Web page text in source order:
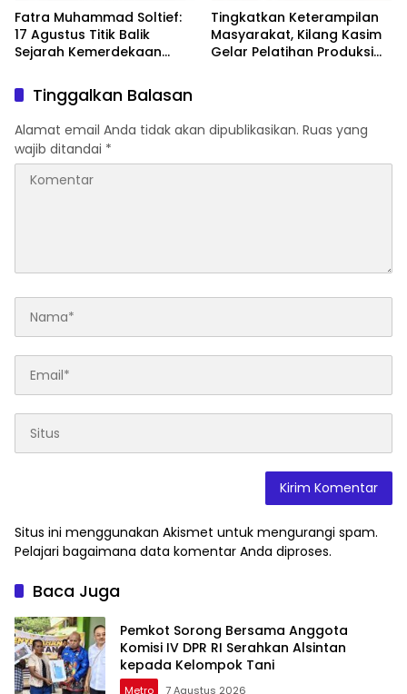
Fatra Muhammad Soltief:
17 Agustus Titik Balik
Sejarah Kemerdekaan
Tingkatkan Keterampilan
Masyarakat, Kilang Kasim
Gelar Pelatihan Produksi
Tinggalkan Balasan
Alamat email Anda tidak akan dipublikasikan. Ruas yang
wajib ditandai *
Situs ini menggunakan Akismet untuk mengurangi spam.
Pelajari bagaimana data komentar Anda diproses.
Baca Juga
Pemkot Sorong Bersama Anggota
Komisi IV DPR RI Serahkan Alsintan
kepada Kelompok Tani
Metro 7 Agustus 2026